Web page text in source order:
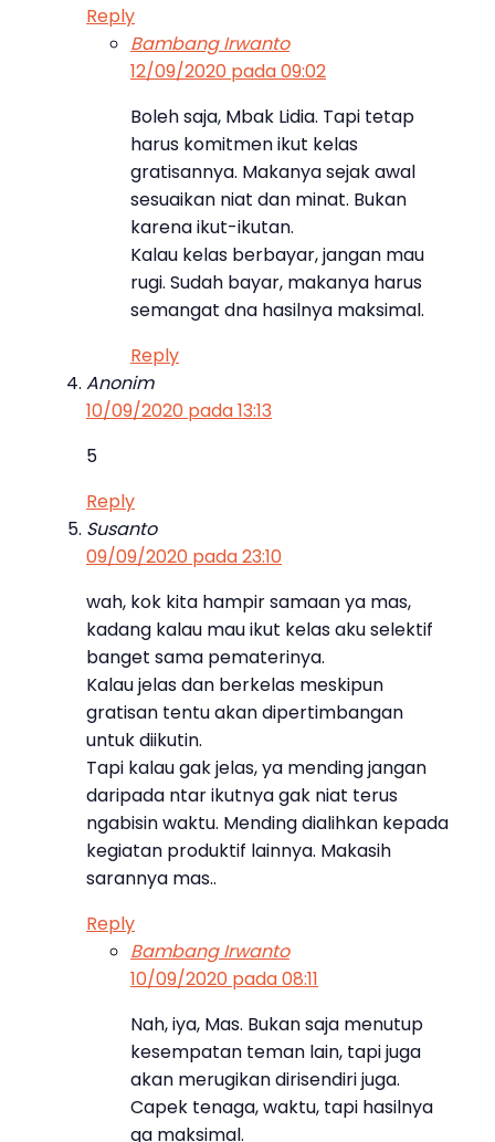
Reply
Bambang Irwanto
12/09/2020 pada 09:02
Boleh saja, Mbak Lidia. Tapi tetap
harus komitmen ikut kelas
gratisannya. Makanya sejak awal
sesuaikan niat dan minat. Bukan
karena ikut-ikutan.
Kalau kelas berbayar, jangan mau
rugi. Sudah bayar, makanya harus
semangat dna hasilnya maksimal.
Reply
Anonim
10/09/2020 pada 13:13
5
Reply
Susanto
09/09/2020 pada 23:10
wah, kok kita hampir samaan ya mas,
kadang kalau mau ikut kelas aku selektif
banget sama pematerinya.
Kalau jelas dan berkelas meskipun
gratisan tentu akan dipertimbangan
untuk diikutin.
Tapi kalau gak jelas, ya mending jangan
daripada ntar ikutnya gak niat terus
ngabisin waktu. Mending dialihkan kepada
kegiatan produktif lainnya. Makasih
sarannya mas..
Reply
Bambang Irwanto
10/09/2020 pada 08:11
Nah, iya, Mas. Bukan saja menutup
kesempatan teman lain, tapi juga
akan merugikan dirisendiri juga.
Capek tenaga, waktu, tapi hasilnya
ga maksimal.